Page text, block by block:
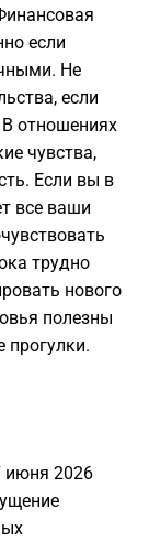
если
Не
если
отношениях
чувства,
Если вы в
все ваши
трудно
нового
полезны
прогулки.
июня 2026